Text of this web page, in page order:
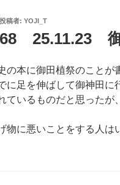
投稿者: YOJI_T
25.11.23
の本に御田植祭のことが
に足を伸ばして御神田に
ているものだと思ったが
物に悪いことをする人は